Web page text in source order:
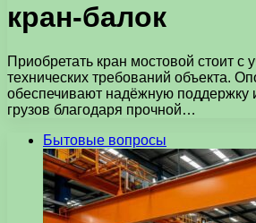
кран-балок
Приобретать кран мостовой стоит с
технических требований объекта.
обеспечивают надёжную
грузов благодаря прочной…
Бытовые вопросы